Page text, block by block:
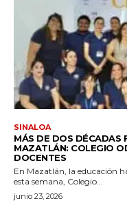
SINALOA
MÁS DE DOS DÉCADAS
MAZATLÁN: COLEGIO
DOCENTES
En Mazatlán, la educación
esta semana, Colegio...
junio 23, 2026